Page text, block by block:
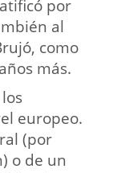
por
al
como
más.
europeo.
(por
o de un